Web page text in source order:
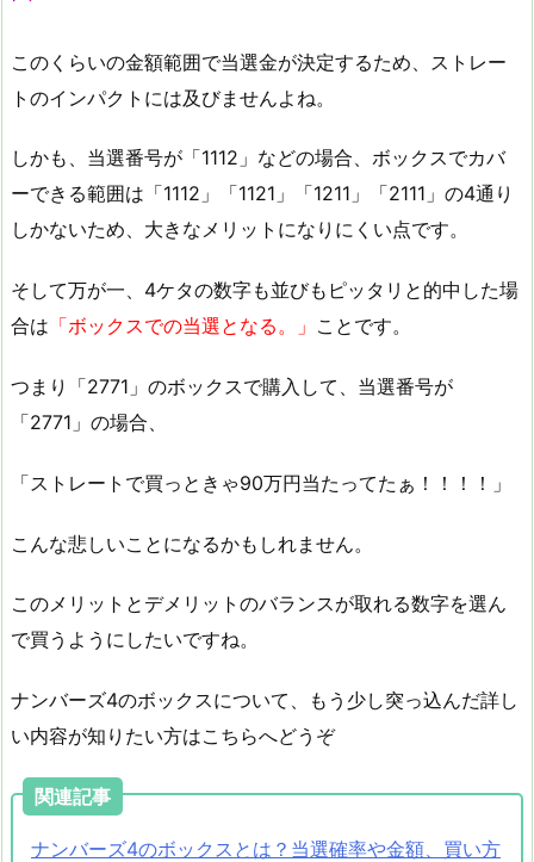
このくらいの金額範囲で当選金が決定するため、ストレー
トのインパクトには及びませんよね。
しかも、当選番号が「1112」などの場合、ボックスでカバ
ーできる範囲は「1112」「1121」「1211」「2111」の4通り
しかないため、大きなメリットになりにくい点です。
そして万が一、4ケタの数字も並びもピッタリと的中した場
合は 「ボックスでの当選となる。」 ことです。
つまり「2771」のボックスで購入して、当選番号が
「2771」の場合、
「ストレートで買っときゃ90万円当たってたぁ！！！！」
こんな悲しいことになるかもしれません。
このメリットとデメリットのバランスが取れる数字を選ん
で買うようにしたいですね。
ナンバーズ4のボックスについて、もう少し突っ込んだ詳し
い内容が知りたい方はこちらへどうぞ
関連記事
ナンバーズ4のボックスとは？当選確率や金額、買い方